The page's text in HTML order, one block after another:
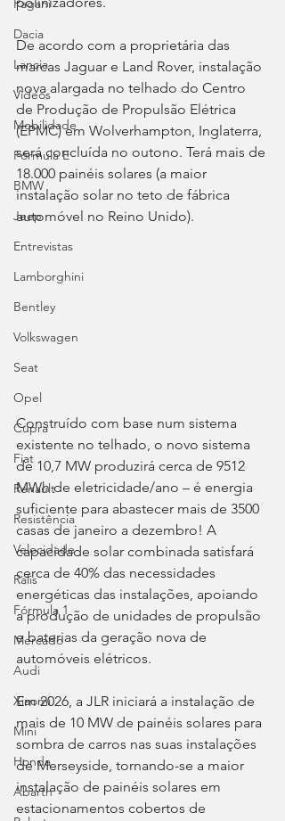
Pagani
Dacia
Lancia
Videos
Mobilidade
Fórmula E
BMW
Jeep
Entrevistas
Lamborghini
Bentley
Volkswagen
Seat
Opel
Cupra
Fiat
Renault
Resistência
Velocidade
Ralis
Fórmula 1
Mercado
Audi
Xiaomi
Mini
Honda
Abarth
De acordo com a proprietária das
marcas Jaguar e Land Rover, instalação
nova alargada no telhado do Centro
de Produção de Propulsão Elétrica
(EPMC) em Wolverhampton, Inglaterra,
será concluída no outono. Terá mais de
18.000 painéis solares (a maior
instalação solar no teto de fábrica
automóvel no Reino Unido).
Construído com base num sistema
existente no telhado, o novo sistema
de 10,7 MW produzirá cerca de 9512
MWh de eletricidade/ano – é energia
suficiente para abastecer mais de 3500
casas de janeiro a dezembro! A
capacidade solar combinada satisfará
cerca de 40% das necessidades
energéticas das instalações, apoiando
a produção de unidades de propulsão
e baterias da geração nova de
automóveis elétricos.
Em 2026, a JLR iniciará a instalação de
mais de 10 MW de painéis solares para
sombra de carros nas suas instalações
de Merseyside, tornando-se a maior
instalação de painéis solares em
estacionamentos cobertos de